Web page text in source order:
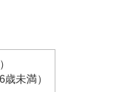
未満）